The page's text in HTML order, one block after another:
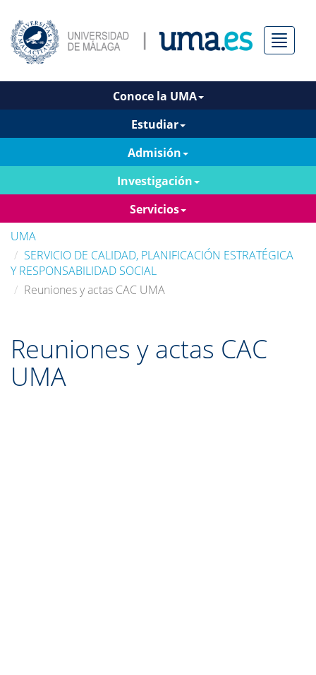
Menú
Conoce la UMA
Estudiar
Admisión
Investigación
Servicios
UMA
SERVICIO DE CALIDAD, PLANIFICACIÓN ESTRATÉGICA
Y RESPONSABILIDAD SOCIAL
Reuniones y actas CAC UMA
Reuniones y actas CAC
UMA